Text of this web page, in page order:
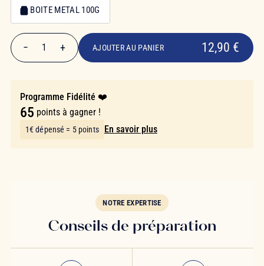
Emballage
Emballage
BOITE METAL 100G
12,90 €
− 1 + AJOUTER AU PANIER 12,90 €
Programme Fidélité ❤️
65 points à gagner !
1€ dépensé = 5 points En savoir plus
NOTRE EXPERTISE
Conseils de préparation